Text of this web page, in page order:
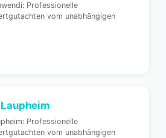
Professionelle
vom unabhängigen
Laupheim
Professionelle
vom unabhängigen